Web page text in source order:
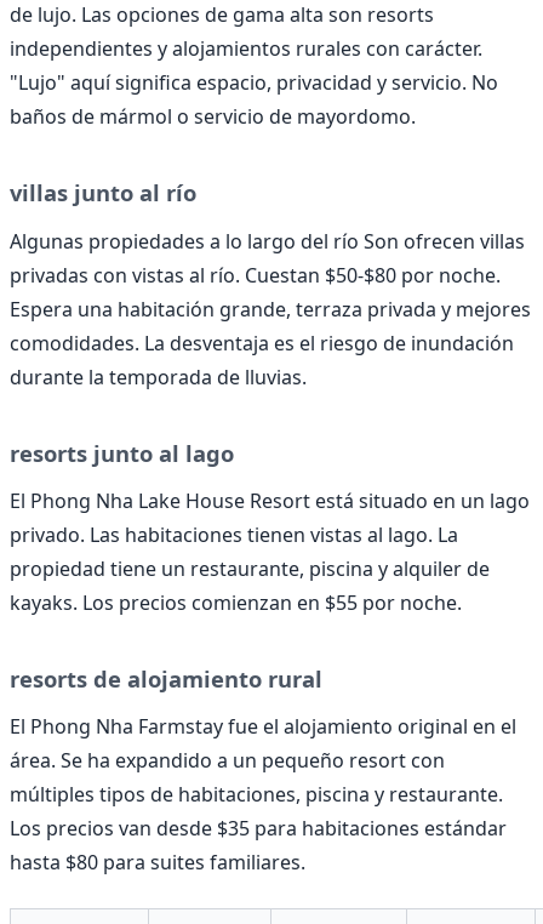
de lujo. Las opciones de gama alta son resorts
independientes y alojamientos rurales con carácter.
"Lujo" aquí significa espacio, privacidad y servicio. No
baños de mármol o servicio de mayordomo.
villas junto al río
Algunas propiedades a lo largo del río Son ofrecen villas
privadas con vistas al río. Cuestan $50-$80 por noche.
Espera una habitación grande, terraza privada y mejores
comodidades. La desventaja es el riesgo de inundación
durante la temporada de lluvias.
resorts junto al lago
El Phong Nha Lake House Resort está situado en un lago
privado. Las habitaciones tienen vistas al lago. La
propiedad tiene un restaurante, piscina y alquiler de
kayaks. Los precios comienzan en $55 por noche.
resorts de alojamiento rural
El Phong Nha Farmstay fue el alojamiento original en el
área. Se ha expandido a un pequeño resort con
múltiples tipos de habitaciones, piscina y restaurante.
Los precios van desde $35 para habitaciones estándar
hasta $80 para suites familiares.